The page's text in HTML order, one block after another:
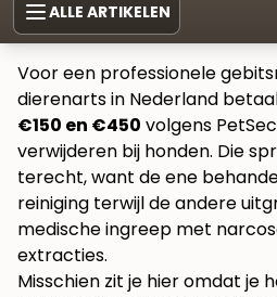
ALLE ARTIKELEN
Voor een professionele
dierenarts in Nederland
€150 en €450 volgens
verwijderen bij honden. Die
terecht, want de ene
reiniging terwijl de andere
medische ingreep met
extracties.
Misschien zit je hier omdat je